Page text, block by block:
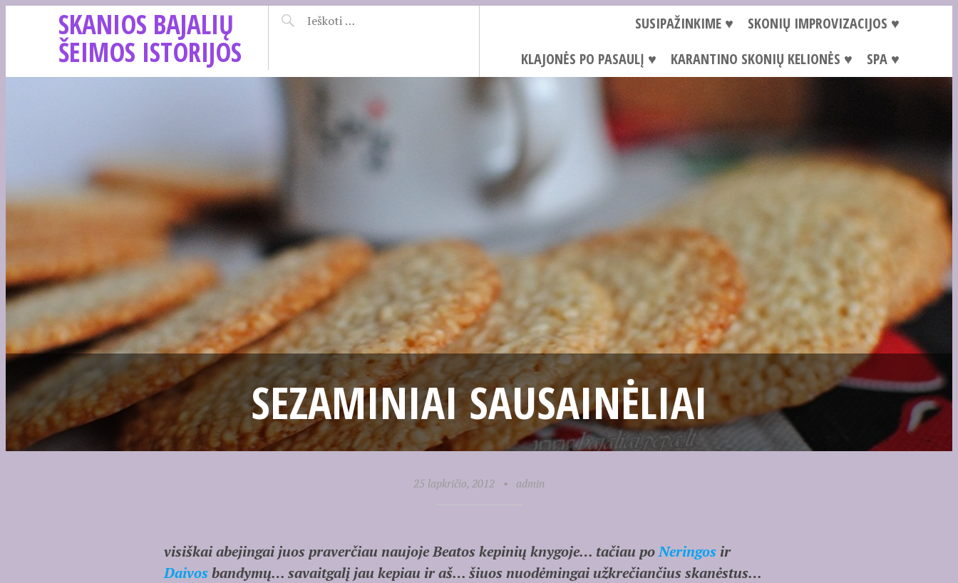
SKANIOS BAJALIŲ
ŠEIMOS ISTORIJOS
SUSIPAŽINKIME ♥
SKONIŲ IMPROVIZACIJOS ♥
KLAJONĖS PO PASAULĮ ♥
KARANTINO SKONIŲ KELIONĖS ♥ SPA ♥
SEZAMINIAI SAUSAINĖLIAI
25 lapkričio, 2012 • admin
visiškai abejingai juos praverčiau naujoje Beatos kepinių knygoje… tačiau poNeringosir
Daivosbandymų… savaitgalį jau kepiau ir aš… šiuos nuodėmingai užkrečiančius skanėstus…